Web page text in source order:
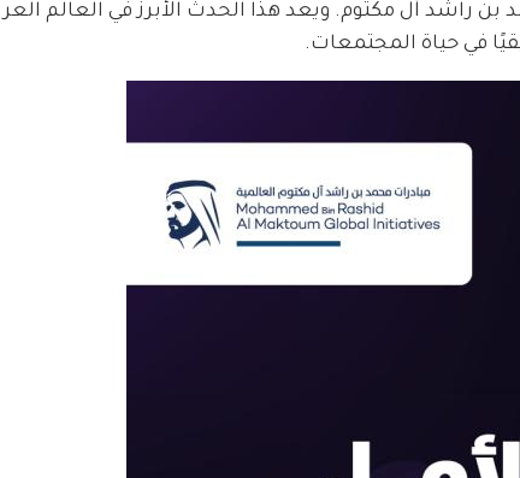
آل مكتوم. ويعد هذا الحدث الأبرز في العالم
في حياة المجتمعات.